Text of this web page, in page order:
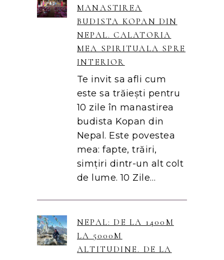
MANASTIREA
BUDISTA KOPAN DIN
NEPAL. CALATORIA
MEA SPIRITUALA SPRE
INTERIOR
Te invit sa afli cum
este sa trăiești pentru
10 zile în manastirea
budista Kopan din
Nepal. Este povestea
mea: fapte, trăiri,
simțiri dintr-un alt colt
de lume. 10 Zile…
NEPAL: DE LA 1400M
LA 5000M
ALTITUDINE. DE LA